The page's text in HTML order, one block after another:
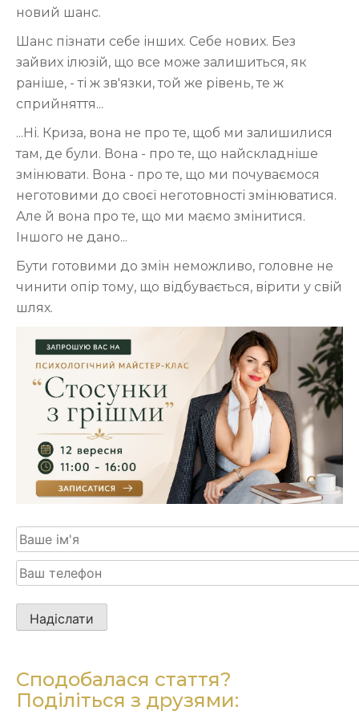
новий шанс.
Шанс пізнати себе інших. Себе нових. Без
зайвих ілюзій, що все може залишиться, як
раніше, - ті ж зв'язки, той же рівень, те ж
сприйняття...
...Ні. Криза, вона не про те, щоб ми залишилися
там, де були. Вона - про те, що найскладніше
змінювати. Вона - про те, що ми почуваємося
неготовими до своєї неготовності змінюватися.
Але й вона про те, що ми маємо змінитися.
Іншого не дано...
Бути готовими до змін неможливо, головне не
чинити опір тому, що відбувається, вірити у свій
шлях.
Будь
ласка,
поле
порожнім.
Сподобалася стаття?
Поділіться з друзями: